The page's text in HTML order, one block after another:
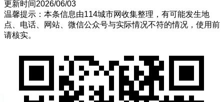
更新时间2026/06/03
温馨提示：本条信息由114城市网收集整理，有可能发生地
点、电话、网站、微信公众号与实际情况不符的情况，使用前
请核实。